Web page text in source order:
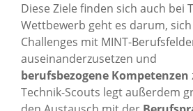
Diese Ziele finden sich auch bei
Wettbewerb geht es darum,
Challenges mit MINT-
auseinanderzusetzen und
berufsbezogene Kompetenzen
Technik-Scouts legt außerdem